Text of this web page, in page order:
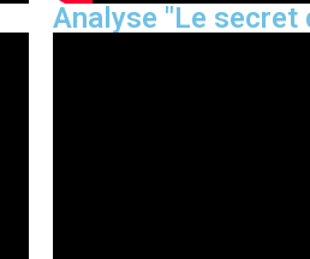
Analyse "Le secret